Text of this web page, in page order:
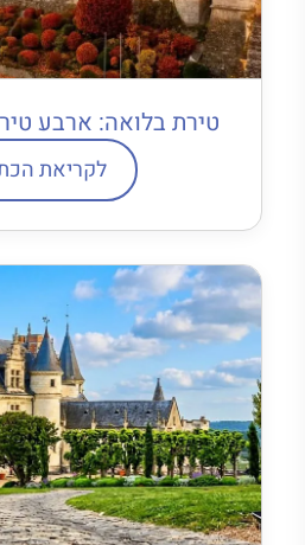
טירת בלואה: ארבע
לקריאת